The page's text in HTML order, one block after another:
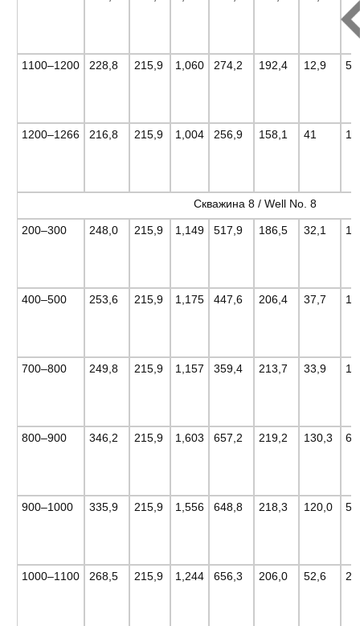
1100–1200 228,8 215,9 1,060 274,2 192,4 12,9
1200–1266 216,8 215,9 1,004 256,9 158,1 41
Скважина 8 / Well No. 8
200–300 248,0 215,9 1,149 517,9 186,5 32,1
400–500 253,6 215,9 1,175 447,6 206,4 37,7
700–800 249,8 215,9 1,157 359,4 213,7 33,9
800–900 346,2 215,9 1,603 657,2 219,2 130,3
900–1000 335,9 215,9 1,556 648,8 218,3 120,0
1000–1100 268,5 215,9 1,244 656,3 206,0 52,6